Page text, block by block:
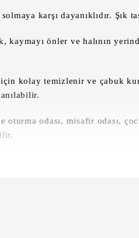
karşı dayanıklıdır. Şık
önler ve halının
kolay temizlenir ve çabuk
odası, misafir odası,